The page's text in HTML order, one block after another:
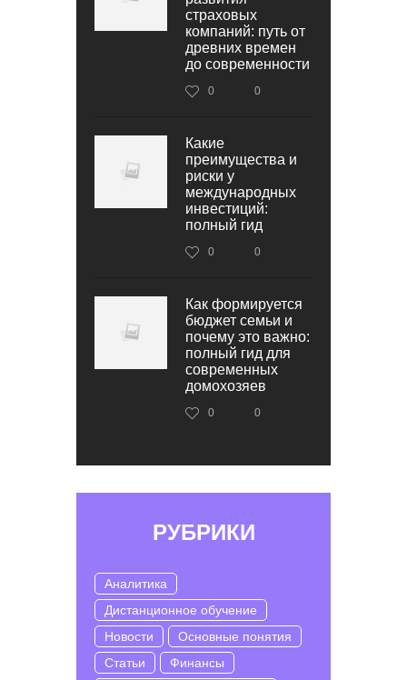
страховых
компаний: путь от
древних времен
до современности
0 0
Какие
преимущества и
риски у
международных
инвестиций:
полный гид
0 0
Как формируется
бюджет семьи и
почему это важно:
полный гид для
современных
домохозяев
0 0
РУБРИКИ
Аналитика
Дистанционное обучение
Новости
Основные понятия
Статьи
Финансы